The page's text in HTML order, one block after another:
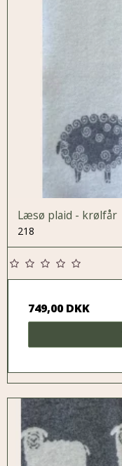
Læsø plaid - krølfår
218
749,00 DKK